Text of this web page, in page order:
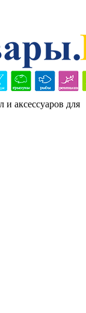
и аксессуаров для